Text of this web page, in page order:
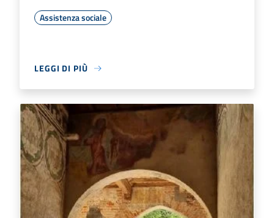
Assistenza sociale
LEGGI DI PIÙ